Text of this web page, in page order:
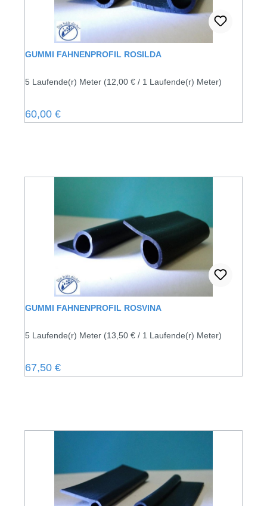
GUMMI FAHNENPROFIL ROSILDA
5 Laufende(r) Meter (12,00 € / 1 Laufende(r) Meter)
Regulärer Preis:
60,00 €
GUMMI FAHNENPROFIL ROSVINA
5 Laufende(r) Meter (13,50 € / 1 Laufende(r) Meter)
Regulärer Preis:
67,50 €